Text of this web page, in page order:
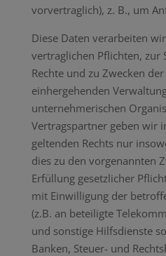
vorvertraglich), z. B., um
Diese Daten verarbeiten
vertraglichen Pflichten, zur
Rechte und zu Zwecken
einhergehenden
unternehmerischen
Vertragspartner geben wir
geltenden Rechts nur
dies zu den vorgenannten
Erfüllung gesetzlicher
mit Einwilligung der
(z.B. an beteiligte
und sonstige Hilfsdienste
Banken, Steuer- und